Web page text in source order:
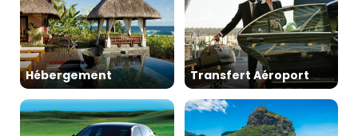
Hébergement Transfert Aéroport